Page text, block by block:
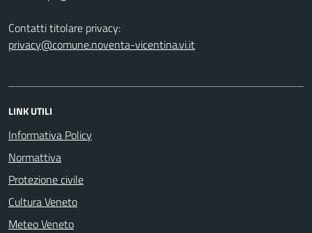
Contatti titolare privacy:
privacy@comune.noventa-vicentina.vi.it
LINK UTILI
Informativa Policy
Normattiva
Protezione civile
Cultura Veneto
Meteo Veneto